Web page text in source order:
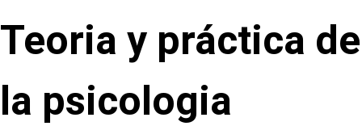
Teoria y práctica de
la psicologia